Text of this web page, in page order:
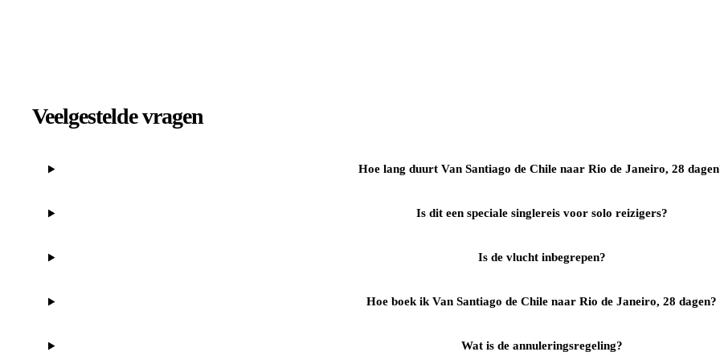
Veelgestelde vragen
Hoe lang duurt Van Santiago de Chile naar Rio de Janeiro, 28
Is dit een speciale singlereis voor solo reizigers?
Is de vlucht inbegrepen?
Hoe boek ik Van Santiago de Chile naar Rio de Janeiro, 28 dagen?
Wat is de annuleringsregeling?